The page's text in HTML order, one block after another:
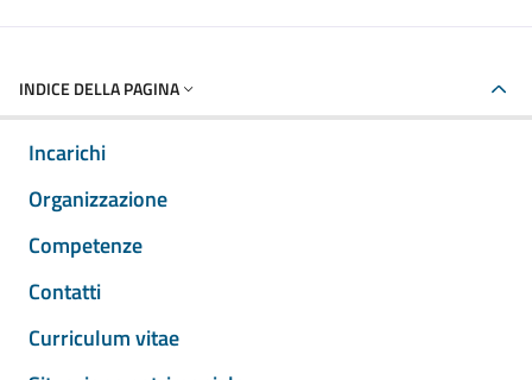
INDICE DELLA PAGINA
Incarichi
Organizzazione
Competenze
Contatti
Curriculum vitae